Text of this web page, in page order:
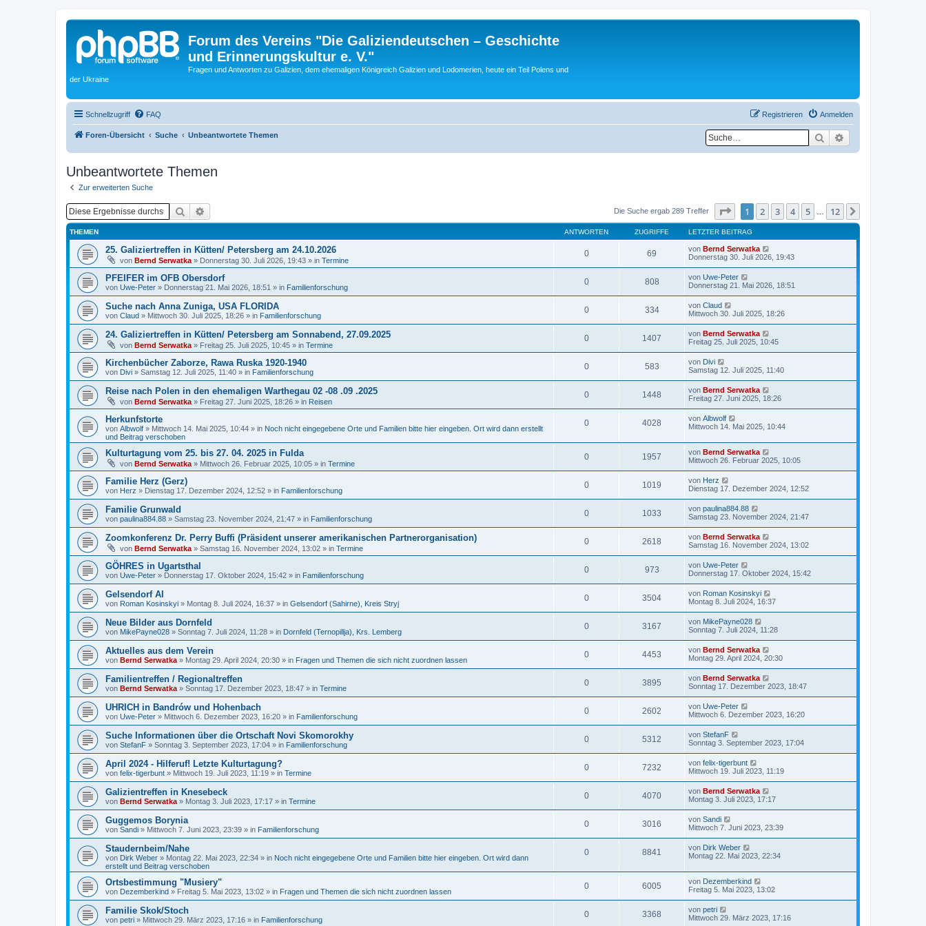
Forum des Vereins "Die Galiziendeutschen – Geschichte
und Erinnerungskultur e. V."
Fragen und Antworten zu Galizien, dem ehemaligen Königreich Galizien und Lodomerien, heute ein Teil Polens und
der Ukraine
Schnellzugriff FAQ Anmelden
Registrieren
Foren-Übersicht Suche Unbeantwortete Themen Suche
Unbeantwortete Themen
Zur erweiterten Suche
Suche Die Suche ergab 289 Treffer Seite von12
1 2 3 4 5 12
THEMEN ANTWORTEN ZUGRIFFE LETZTER BEITRAG
25. Galiziertreffen in Kütten/ Petersberg am 24.10.2026
von Bernd Serwatka » Donnerstag 30. Juli 2026, 19:43 » in Termine
0 69 von Bernd Serwatka
Donnerstag 30. Juli 2026, 19:43
PFEIFER im OFB Obersdorf
von Uwe-Peter » Donnerstag 21. Mai 2026, 18:51 » in Familienforschung
0 808 von Uwe-Peter
Donnerstag 21. Mai 2026, 18:51
Suche nach Anna Zuniga, USA FLORIDA
von Claud » Mittwoch 30. Juli 2025, 18:26 » in Familienforschung
0 334 von Claud
Mittwoch 30. Juli 2025, 18:26
24. Galiziertreffen in Kütten/ Petersberg am Sonnabend, 27.09.2025
von Bernd Serwatka » Freitag 25. Juli 2025, 10:45 » in Termine
0 1407 von Bernd Serwatka
Freitag 25. Juli 2025, 10:45
Kirchenbücher Zaborze, Rawa Ruska 1920-1940
von Divi » Samstag 12. Juli 2025, 11:40 » in Familienforschung
0 583 von Divi
Samstag 12. Juli 2025, 11:40
Reise nach Polen in den ehemaligen Warthegau 02 -08 .09 .2025
von Bernd Serwatka » Freitag 27. Juni 2025, 18:26 » in Reisen
0 1448 von Bernd Serwatka
Freitag 27. Juni 2025, 18:26
Herkunfstorte
von Albwolf » Mittwoch 14. Mai 2025, 10:44 » in Noch nicht eingegebene Orte und Familien bitte hier eingeben. Ort wird dann erstellt
und Beitrag verschoben
0 4028 von Albwolf
Mittwoch 14. Mai 2025, 10:44
Kulturtagung vom 25. bis 27. 04. 2025 in Fulda
von Bernd Serwatka » Mittwoch 26. Februar 2025, 10:05 » in Termine
0 1957 von Bernd Serwatka
Mittwoch 26. Februar 2025, 10:05
Familie Herz (Gerz)
von Herz » Dienstag 17. Dezember 2024, 12:52 » in Familienforschung
0 1019 von Herz
Dienstag 17. Dezember 2024, 12:52
Familie Grunwald
von paulina884.88 » Samstag 23. November 2024, 21:47 » in Familienforschung
0 1033 von paulina884.88
Samstag 23. November 2024, 21:47
Zoomkonferenz Dr. Perry Buffi (Präsident unserer amerikanischen Partnerorganisation)
von Bernd Serwatka » Samstag 16. November 2024, 13:02 » in Termine
0 2618 von Bernd Serwatka
Samstag 16. November 2024, 13:02
GÖHRES in Ugartsthal
von Uwe-Peter » Donnerstag 17. Oktober 2024, 15:42 » in Familienforschung
0 973 von Uwe-Peter
Donnerstag 17. Oktober 2024, 15:42
Gelsendorf AI
von Roman Kosinskyi » Montag 8. Juli 2024, 16:37 » in Gelsendorf (Sahirne), Kreis Stryj
0 3504 von Roman Kosinskyi
Montag 8. Juli 2024, 16:37
Neue Bilder aus Dornfeld
von MikePayne028 » Sonntag 7. Juli 2024, 11:28 » in Dornfeld (Ternopillja), Krs. Lemberg
0 3167 von MikePayne028
Sonntag 7. Juli 2024, 11:28
Aktuelles aus dem Verein
von Bernd Serwatka » Montag 29. April 2024, 20:30 » in Fragen und Themen die sich nicht zuordnen lassen
0 4453 von Bernd Serwatka
Montag 29. April 2024, 20:30
Familientreffen / Regionaltreffen
von Bernd Serwatka » Sonntag 17. Dezember 2023, 18:47 » in Termine
0 3895 von Bernd Serwatka
Sonntag 17. Dezember 2023, 18:47
UHRICH in Bandrów und Hohenbach
von Uwe-Peter » Mittwoch 6. Dezember 2023, 16:20 » in Familienforschung
0 2602 von Uwe-Peter
Mittwoch 6. Dezember 2023, 16:20
Suche Informationen über die Ortschaft Novi Skomorokhy
von StefanF » Sonntag 3. September 2023, 17:04 » in Familienforschung
0 5312 von StefanF
Sonntag 3. September 2023, 17:04
April 2024 - Hilferuf! Letzte Kulturtagung?
von felix-tigerbunt » Mittwoch 19. Juli 2023, 11:19 » in Termine
0 7232 von felix-tigerbunt
Mittwoch 19. Juli 2023, 11:19
Galizientreffen in Knesebeck
von Bernd Serwatka » Montag 3. Juli 2023, 17:17 » in Termine
0 4070 von Bernd Serwatka
Montag 3. Juli 2023, 17:17
Guggemos Borynia
von Sandi » Mittwoch 7. Juni 2023, 23:39 » in Familienforschung
0 3016 von Sandi
Mittwoch 7. Juni 2023, 23:39
Staudernbeim/Nahe
von Dirk Weber » Montag 22. Mai 2023, 22:34 » in Noch nicht eingegebene Orte und Familien bitte hier eingeben. Ort wird dann
erstellt und Beitrag verschoben
0 8841 von Dirk Weber
Montag 22. Mai 2023, 22:34
Ortsbestimmung "Musiery"
von Dezemberkind » Freitag 5. Mai 2023, 13:02 » in Fragen und Themen die sich nicht zuordnen lassen
0 6005 von Dezemberkind
Freitag 5. Mai 2023, 13:02
Familie Skok/Stoch
von petri » Mittwoch 29. März 2023, 17:16 » in Familienforschung
0 3368 von petri
Mittwoch 29. März 2023, 17:16